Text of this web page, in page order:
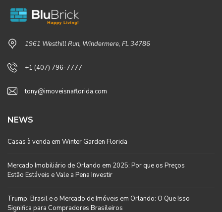
1961 Westhill Run, Windermere, FL 34786
+1 (407) 796-7777
tony@imoveisnaflorida.com
NEWS
Casas à venda em Winter Garden Florida
Mercado Imobiliário de Orlando em 2025: Por que os Preços
Estão Estáveis e Vale a Pena Investir
Trump, Brasil e o Mercado de Imóveis em Orlando: O Que Isso
Significa para Compradores Brasileiros